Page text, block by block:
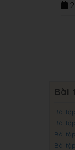
Bài
Bài
Bài
Bài
Bài